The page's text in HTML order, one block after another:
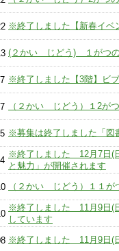
※終了しました【新春イベ
(２かい じどう) １がつの
※終了しました【3階】ビ
（２かい じどう）１2が
※募集は終了しました「図
※終了しました 12月7日(
と魅力」が開催されます
（２かい じどう）１１が
※終了しました 11月9日(
しています
※終了しました 11月9日(